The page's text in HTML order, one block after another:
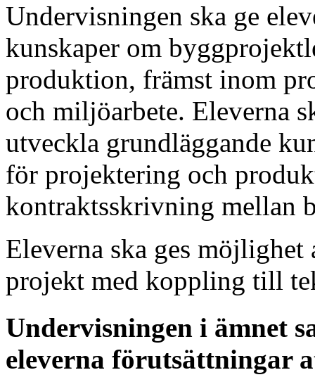
Undervisningen ska ge
kunskaper om
produktion, främst inom
och miljöarbete. Eleverna
utveckla grundläggande
för projektering och
kontraktsskrivning mellan
Eleverna ska ges
projekt med koppling till
Undervisningen i ämnet
eleverna förutsättningar